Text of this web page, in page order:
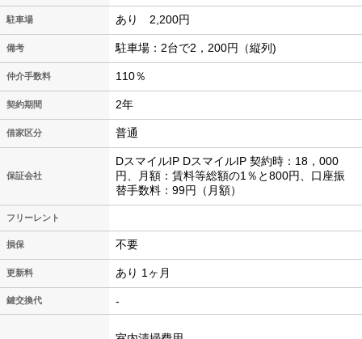
駐車場 あり 2,200円
備考 駐車場：2台で2，200円（縦列)
仲介手数料 110％
契約期間 2年
借家区分 普通
保証会社
DスマイルIP DスマイルIP 契約時：18，000
円、月額：賃料等総額の1％と800円、口座振
替手数料：99円（月額）
フリーレント
損保 不要
更新料 あり 1ヶ月
鍵交換代 -